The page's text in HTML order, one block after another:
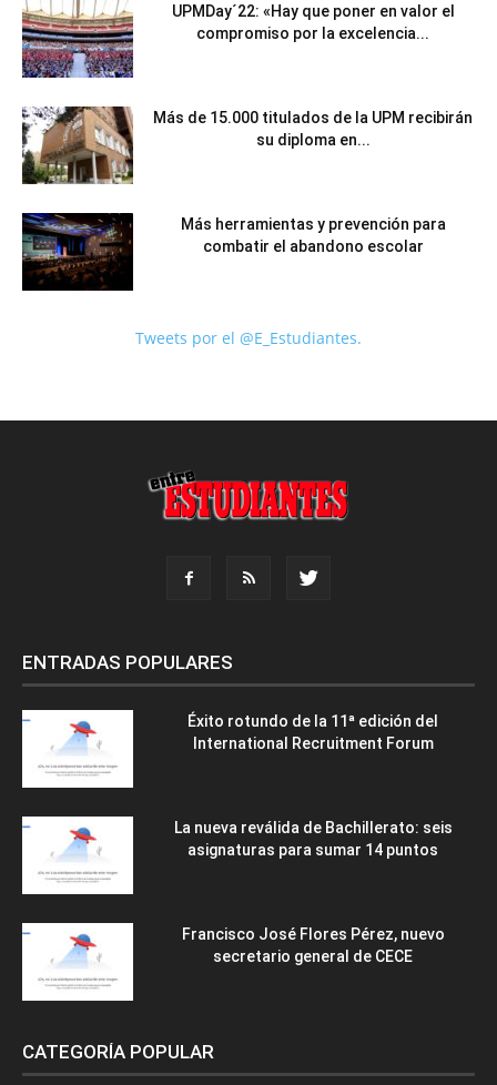
UPMDay´22: «Hay que poner en valor el
compromiso por la excelencia...
Más de 15.000 titulados de la UPM recibirán
su diploma en...
Más herramientas y prevención para
combatir el abandono escolar
Tweets por el @E_Estudiantes.
ENTRADAS POPULARES
Éxito rotundo de la 11ª edición del
International Recruitment Forum
La nueva reválida de Bachillerato: seis
asignaturas para sumar 14 puntos
Francisco José Flores Pérez, nuevo
secretario general de CECE
CATEGORÍA POPULAR